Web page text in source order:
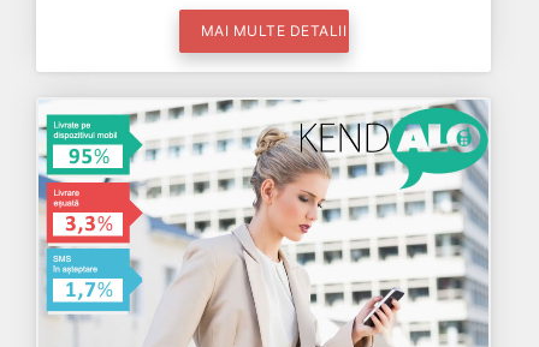
MAI MULTE DETALII